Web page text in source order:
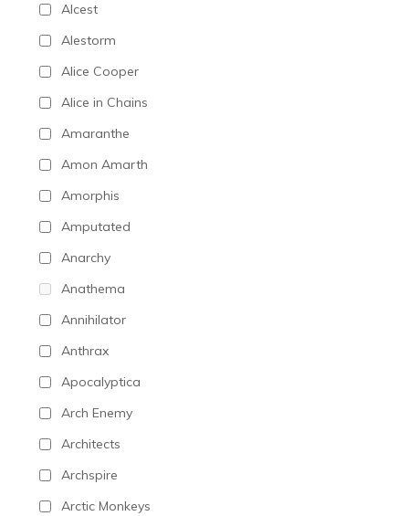
Alcest
Alestorm
Alice Cooper
Alice in Chains
Amaranthe
Amon Amarth
Amorphis
Amputated
Anarchy
Anathema
Annihilator
Anthrax
Apocalyptica
Arch Enemy
Architects
Archspire
Arctic Monkeys